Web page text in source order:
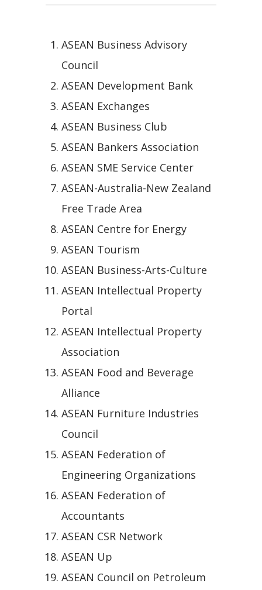
ASEAN Business Advisory
Council
ASEAN Development Bank
ASEAN Exchanges
ASEAN Business Club
ASEAN Bankers Association
ASEAN SME Service Center
ASEAN-Australia-New Zealand
Free Trade Area
ASEAN Centre for Energy
ASEAN Tourism
ASEAN Business-Arts-Culture
ASEAN Intellectual Property
Portal
ASEAN Intellectual Property
Association
ASEAN Food and Beverage
Alliance
ASEAN Furniture Industries
Council
ASEAN Federation of
Engineering Organizations
ASEAN Federation of
Accountants
ASEAN CSR Network
ASEAN Up
ASEAN Council on Petroleum